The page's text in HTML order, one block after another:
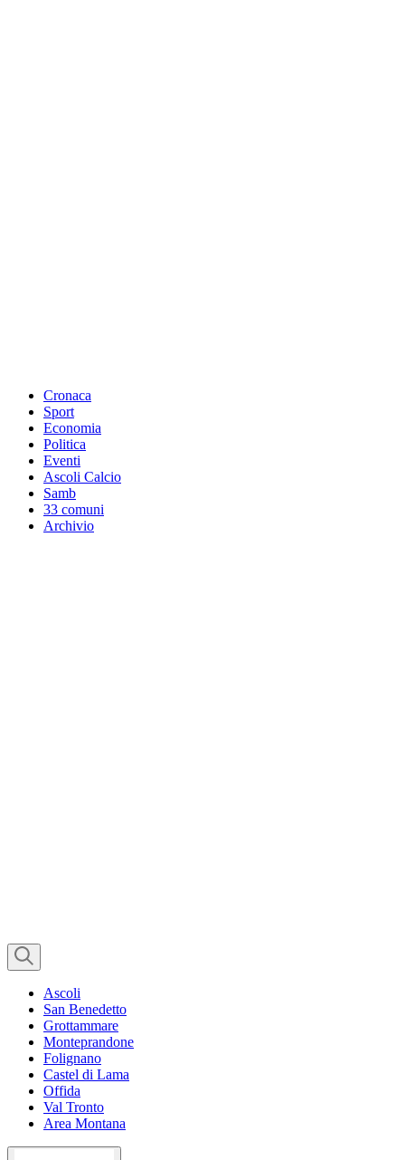
Cronaca
Sport
Economia
Politica
Eventi
Ascoli Calcio
Samb
33 comuni
Archivio
Ascoli
San Benedetto
Grottammare
Monteprandone
Folignano
Castel di Lama
Offida
Val Tronto
Area Montana